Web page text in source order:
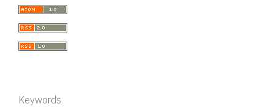
Keywords